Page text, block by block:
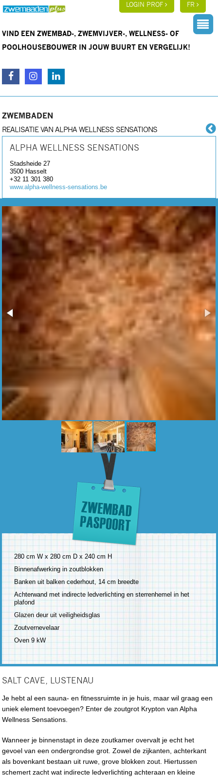
LOGIN PROF FR
VIND EEN ZWEMBAD-, ZWEMVIJVER-, WELLNESS- OF
POOLHOUSEBOUWER IN JOUW BUURT EN VERGELIJK!
ZWEMBADEN
REALISATIE VAN ALPHA WELLNESS SENSATIONS
ALPHA WELLNESS SENSATIONS
Stadsheide 27
3500 Hasselt
+32 11 301 380
www.alpha-wellness-sensations.be
280 cm W x 280 cm D x 240 cm H
Binnenafwerking in zoutblokken
Banken uit balken cederhout, 14 cm breedte
Achterwand met indirecte ledverlichting en sterrenhemel in het
plafond
Glazen deur uit veiligheidsglas
Zoutvernevelaar
Oven 9 kW
SALT CAVE, LUSTENAU
Je hebt al een sauna- en fitnessruimte in je huis, maar wil graag een
uniek element toevoegen? Enter de zoutgrot Krypton van Alpha
Wellness Sensations.
Wanneer je binnenstapt in deze zoutkamer overvalt je echt het
gevoel van een ondergrondse grot. Zowel de zijkanten, achterkant
als bovenkant bestaan uit ruwe, grove blokken zout. Hiertussen
schemert zacht wat indirecte ledverlichting achteraan en kleine